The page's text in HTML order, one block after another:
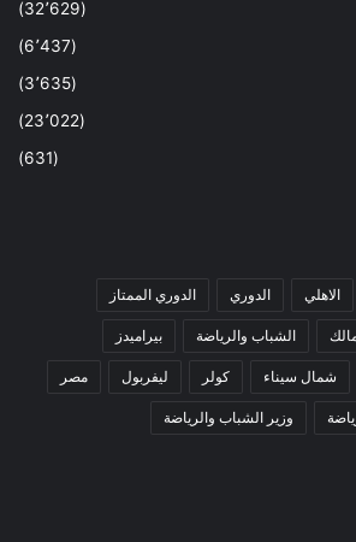
(32٬629)
(6٬437)
(3٬635)
(23٬022)
(631)
الاهلي الدوري الدوري الممتاز
الشباب والرياضة بيراميدز
شمال سيناء كولر ليفربول مصر
وزير الشباب والرياضة